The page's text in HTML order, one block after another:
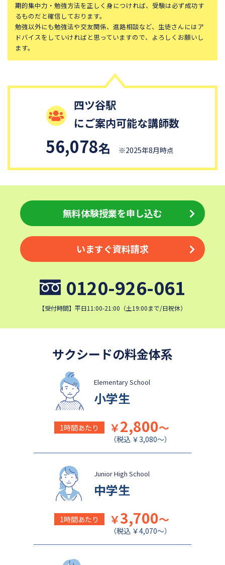
女子聖学院中学校
トキワ松学園中学校
サレジアン国際学園中学校
日本工業大学駒場中学校
麹町学園女子中学校
日本大学第三中学校
十文字中学校
聖ドミニコ学園中学校
桐朋女子中学校
文京学院大学女子中学校
多摩大学附属聖ヶ丘中学校
東海大学付属高輪台中等部
八雲学園中学校
立正大学付属立正中学校
期的集中力・勉強方法を正しく身につければ、受験は必ず成功す
るものだと確信しております。
勉強以外にも勉強法や交友関係、進路相談など、生徒さんにはア
ドバイスをしていければと思っていますので、よろしくお願いし
ます。
四ツ谷駅
にご案内可能な講師数
56,078名 ※2025年8月時点
無料体験授業を申し込む
いますぐ資料請求
0120-926-061
【受付時間】平日11:00-21:00（土19:00まで/日祝休）
サクシードの料金体系
Elementary School
小学生
1時間あたり ￥2,800～
（税込 ￥3,080～）
Junior High School
中学生
1時間あたり ￥3,700～
（税込 ￥4,070～）